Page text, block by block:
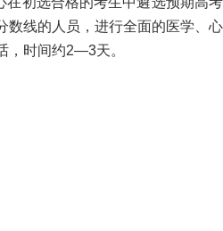
数线的人员，进行全面的医学、心
，时间约2—3天。